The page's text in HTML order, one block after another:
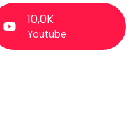
10,0K
Youtube